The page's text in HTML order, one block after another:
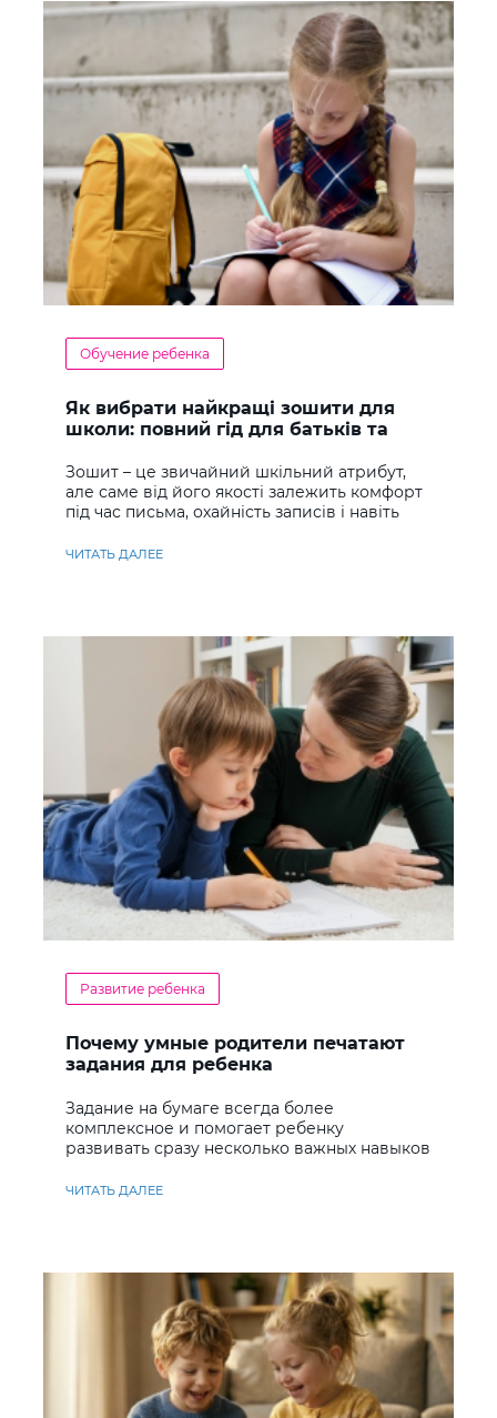
Обучение ребенка
Як вибрати найкращі зошити для
школи: повний гід для батьків та
Зошит – це звичайний шкільний атрибут,
але саме від його якості залежить комфорт
під час письма, охайність записів і навіть
ЧИТАТЬ ДАЛЕЕ
Развитие ребенка
Почему умные родители печатают
задания для ребенка
Задание на бумаге всегда более
комплексное и помогает ребенку
развивать сразу несколько важных навыков
ЧИТАТЬ ДАЛЕЕ